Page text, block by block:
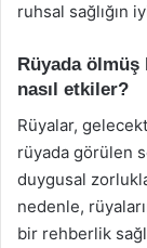
ruhsal sağlığın
Rüyada ölmüş
nasıl etkiler?
Rüyalar,
rüyada görülen
duygusal
nedenle,
bir rehberlik